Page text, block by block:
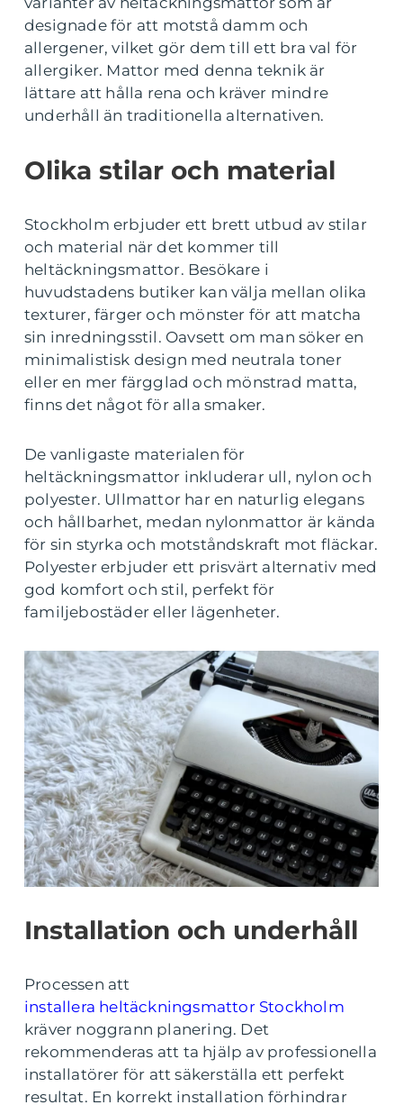
designade för att motstå damm och
allergener, vilket gör dem till ett bra val för
allergiker. Mattor med denna teknik är
lättare att hålla rena och kräver mindre
underhåll än traditionella alternativen.
Olika stilar och material
Stockholm erbjuder ett brett utbud av stilar
och material när det kommer till
heltäckningsmattor. Besökare i
huvudstadens butiker kan välja mellan olika
texturer, färger och mönster för att matcha
sin inredningsstil. Oavsett om man söker en
minimalistisk design med neutrala toner
eller en mer färgglad och mönstrad matta,
finns det något för alla smaker.
De vanligaste materialen för
heltäckningsmattor inkluderar ull, nylon och
polyester. Ullmattor har en naturlig elegans
och hållbarhet, medan nylonmattor är kända
för sin styrka och motståndskraft mot fläckar.
Polyester erbjuder ett prisvärt alternativ med
god komfort och stil, perfekt för
familjebostäder eller lägenheter.
Installation och underhåll
Processen att
installera heltäckningsmattor Stockholm
kräver noggrann planering. Det
rekommenderas att ta hjälp av professionella
installatörer för att säkerställa ett perfekt
resultat. En korrekt installation förhindrar